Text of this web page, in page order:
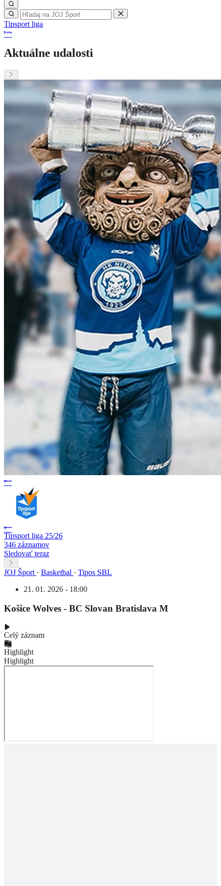
Tipsport liga
Aktuálne udalosti
Tipsport liga 25/26
346 záznamov
Sledovať teraz
JOJ Šport · Basketbal · Tipos SBL
21. 01. 2026 - 18:00
Košice Wolves - BC Slovan Bratislava M
Celý záznam
Highlight
Highlight